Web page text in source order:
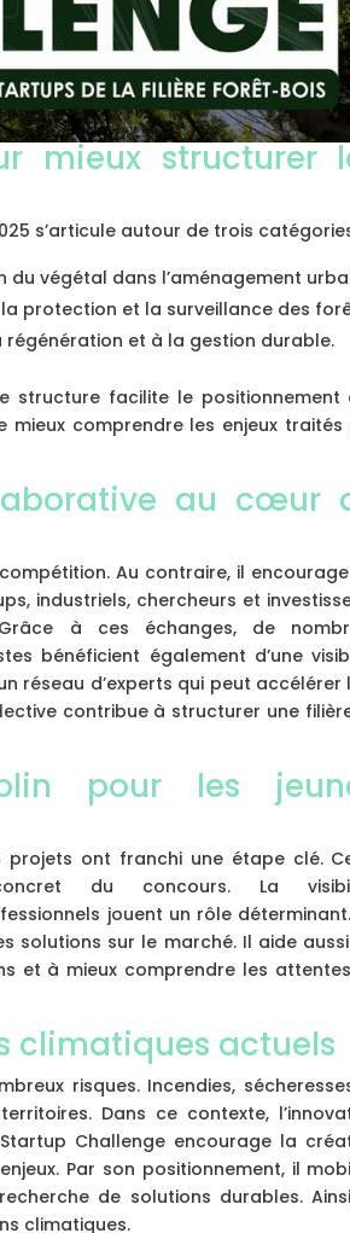
mieux structurer
s’articule autour de trois
du végétal dans l’aménagement
protection et la surveillance des
régénération et à la gestion durable.
structure facilite le positionnement
mieux comprendre les enjeux traités
au cœur
Au contraire, il
industriels, chercheurs et
à ces échanges, de
bénéficient également d’une
réseau d’experts qui peut accélérer
contribue à structurer une
pour les
projets ont franchi une étape clé.
du concours. La
jouent un rôle
solutions sur le marché. Il aide
et à mieux comprendre les
climatiques actuels
risques. Incendies,
Dans ce contexte,
Challenge encourage la
Par son positionnement, il
de solutions durables.
climatiques.